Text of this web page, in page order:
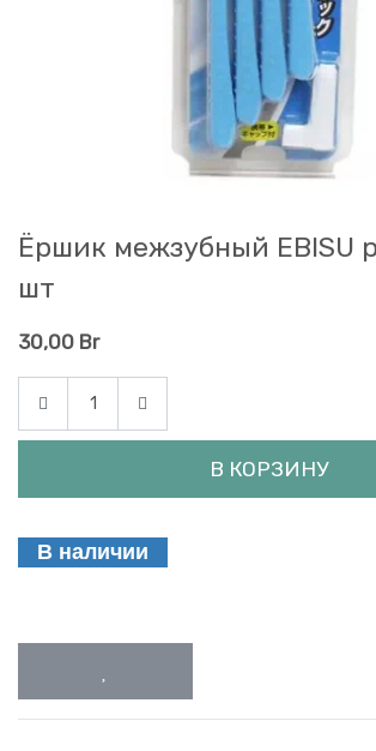
Ёршик межзубный EBISU
шт
30,00 Br
В КОРЗИНУ
В наличии